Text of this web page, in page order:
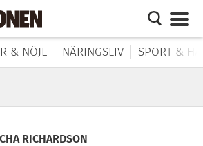
& NÖJE NÄRINGSLIV SPORT &
RICHARDSON